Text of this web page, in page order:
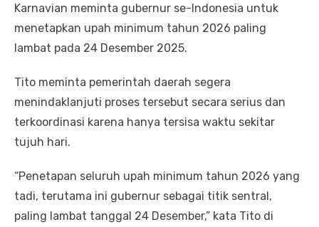
Karnavian meminta gubernur se-Indonesia untuk
menetapkan upah minimum tahun 2026 paling
lambat pada 24 Desember 2025.
Tito meminta pemerintah daerah segera
menindaklanjuti proses tersebut secara serius dan
terkoordinasi karena hanya tersisa waktu sekitar
tujuh hari.
“Penetapan seluruh upah minimum tahun 2026 yang
tadi, terutama ini gubernur sebagai titik sentral,
paling lambat tanggal 24 Desember,” kata Tito di